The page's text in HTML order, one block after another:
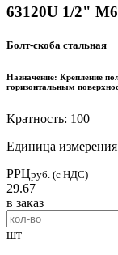
63120U 1/2" М6
Болт-скоба стальная
Назначение: Крепление
горизонтальным
Кратность: 100
Единица
РРЦруб. (с НДС)
29.67
в заказ
шт